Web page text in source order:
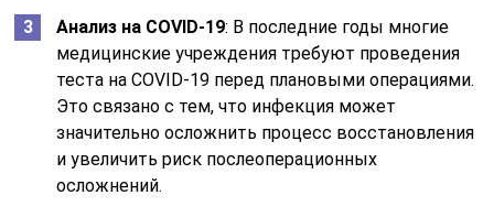
Анализ на COVID-19: В последние годы многие
медицинские учреждения требуют проведения
теста на COVID-19 перед плановыми операциями.
Это связано с тем, что инфекция может
значительно осложнить процесс восстановления
и увеличить риск послеоперационных
осложнений.